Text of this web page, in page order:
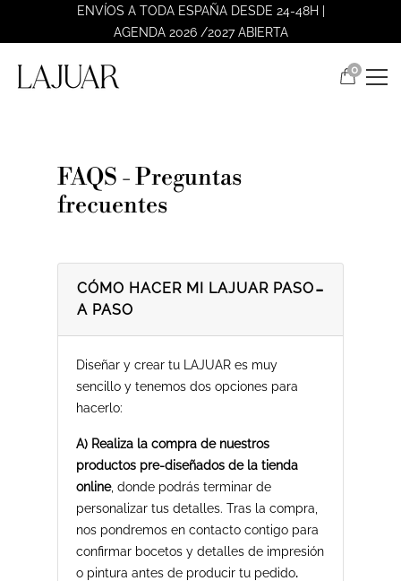
ENVÍOS A TODA ESPAÑA DESDE 24-48H |
AGENDA 2026 /2027 ABIERTA
0
FAQS - Preguntas
frecuentes
CÓMO HACER MI LAJUAR PASO
A PASO
Diseñar y crear tu LAJUAR es muy
sencillo y tenemos dos opciones para
hacerlo:
A) Realiza la compra de nuestros
productos pre-diseñados de la tienda
online, donde podrás terminar de
personalizar tus detalles. Tras la compra,
nos pondremos en contacto contigo para
confirmar bocetos y detalles de impresión
o pintura antes de producir tu pedido.